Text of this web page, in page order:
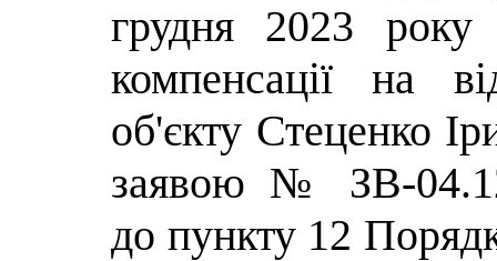
грудня 2023
компенсації на
об'єкту Стеценко
заявою № ЗВ-
до пункту 12